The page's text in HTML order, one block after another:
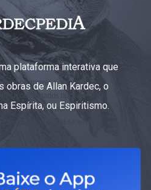
plataforma interativa que
obras de Allan Kardec, o
Espírita, ou Espiritismo.